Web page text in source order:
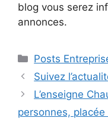
blog vous serez
annonces.
Catégories
Posts
Navigation
des
Suivez
L’enseigne
personnes,